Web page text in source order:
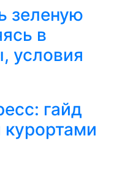
зеленую
в
условия
гайд